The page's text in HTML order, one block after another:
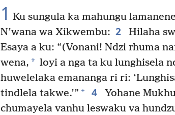
1 Ku sungula ka mahungu
N’wana wa Xikwembu: 2
Hilaha
Esaya a ku: “(Vonani! Ndzi rhuma
wena, * loyi a nga ta ku lunghisela
huwelelaka emananga ri ri:
tindlela takwe.’” + 4
Yohane
chumayela vanhu leswaku va